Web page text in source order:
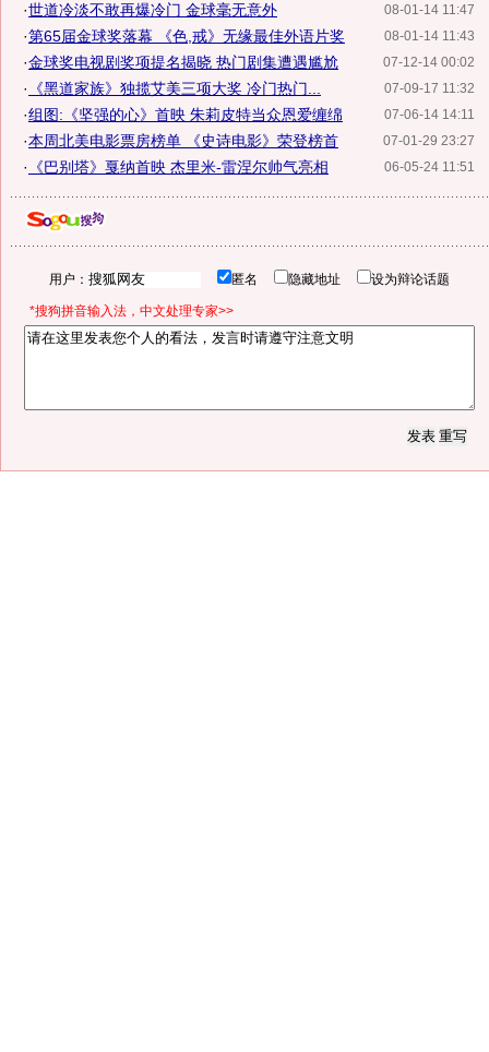
08-01-14 11:47
·世道冷淡不敢再爆冷门 金球毫无意外
08-01-14 11:43
·第65届金球奖落幕 《色,戒》无缘最佳外语片奖
07-12-14 00:02
·金球奖电视剧奖项提名揭晓 热门剧集遭遇尴尬
07-09-17 11:32
· 《黑道家族》独揽艾美三项大奖 冷门热门...
07-06-14 14:11
·组图:《坚强的心》首映 朱莉皮特当众恩爱缠绵
07-01-29 23:27
·本周北美电影票房榜单 《史诗电影》荣登榜首
06-05-24 11:51
· 《巴别塔》戛纳首映 杰里米-雷涅尔帅气亮相
用户： 匿名 隐藏地址 设为辩论话题
*搜狗拼音输入法，中文处理专家>>